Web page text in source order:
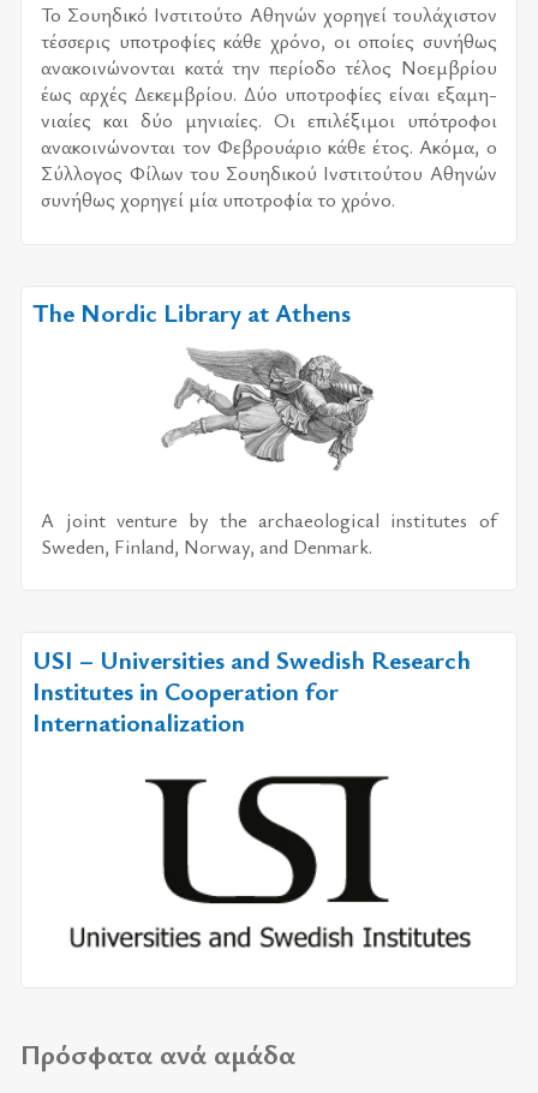
Το Σου­η­δι­κό Ινστι­τού­το Αθη­νών χο­ρη­γεί του­λά­χι­στον
τέσ­σε­ρις υπο­τρο­φί­ες κάθε χρό­νο, οι οποί­ες συ­νή­θως
ανα­κοι­νώ­νο­νται κατά την πε­ρί­ο­δο τέ­λος Νοεμ­βρί­ου
έως αρ­χές Δεκεμ­βρί­ου. Δύο υπο­τρο­φί­ες εί­ναι εξα­μη­
νιαί­ες και δύο μη­νιαί­ες. Οι επι­λέ­ξι­μοι υπό­τρο­φοι
ανα­κοι­νώ­νο­νται τον Φεβρουά­ριο κάθε έτος. Ακόμα, ο
Σύλ­λο­γος Φίλων του Σου­η­δι­κού Ινστι­τού­του Αθη­νών
συ­νή­θως χο­ρη­γεί μία υπο­τρο­φία το χρό­νο.
The Nordic Library at Athens
A joint venture by the archaeological institutes of
Sweden, Finland, Norway, and Denmark.
USI – Universities and Swedish Research
Institutes in Cooperation for
Internationalization
Πρόσφατα ανά αμάδα